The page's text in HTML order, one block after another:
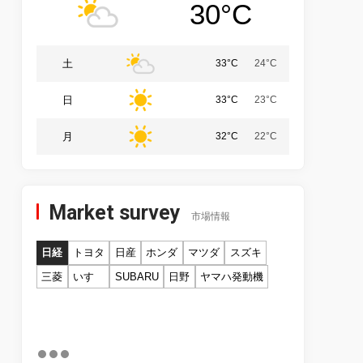
30°C
土 33°C 24°C
日 33°C 23°C
月 32°C 22°C
Market survey 市場情報
日経 トヨタ 日産 ホンダ マツダ
スズキ
三菱
いすゞ SUBARU 日野 ヤマハ発動機